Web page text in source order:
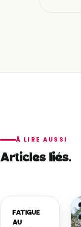
À LIRE AUSSI
Articles liés.
FATIGUE
AU